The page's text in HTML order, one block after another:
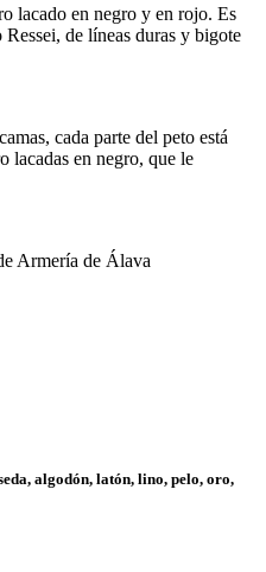
lacado en negro y en rojo. Es
de líneas duras y bigote
cada parte del peto está
lacadas en negro, que le
algodón, latón, lino, pelo, oro,